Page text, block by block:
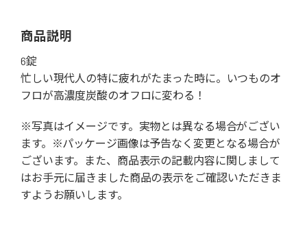
商品説明
6錠
忙しい現代人の特に疲れがたまった時に。いつものオ
フロが高濃度炭酸のオフロに変わる！
※写真はイメージです。実物とは異なる場合がござい
ます。※パッケージ画像は予告なく変更となる場合が
ございます。また、商品表示の記載内容に関しまして
はお手元に届きました商品の表示をご確認いただきま
すようお願いします。